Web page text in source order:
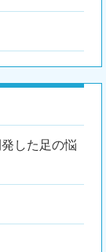
した足の悩